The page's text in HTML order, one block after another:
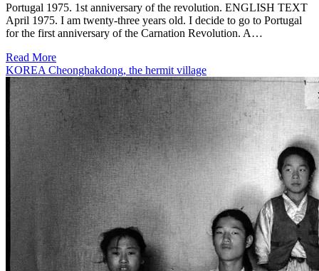
Portugal 1975. 1st anniversary of the revolution. ENGLISH TEXT
April 1975. I am twenty-three years old. I decide to go to Portugal
for the first anniversary of the Carnation Revolution. A…
Read More
KOREA Cheonghakdong, the hermit village